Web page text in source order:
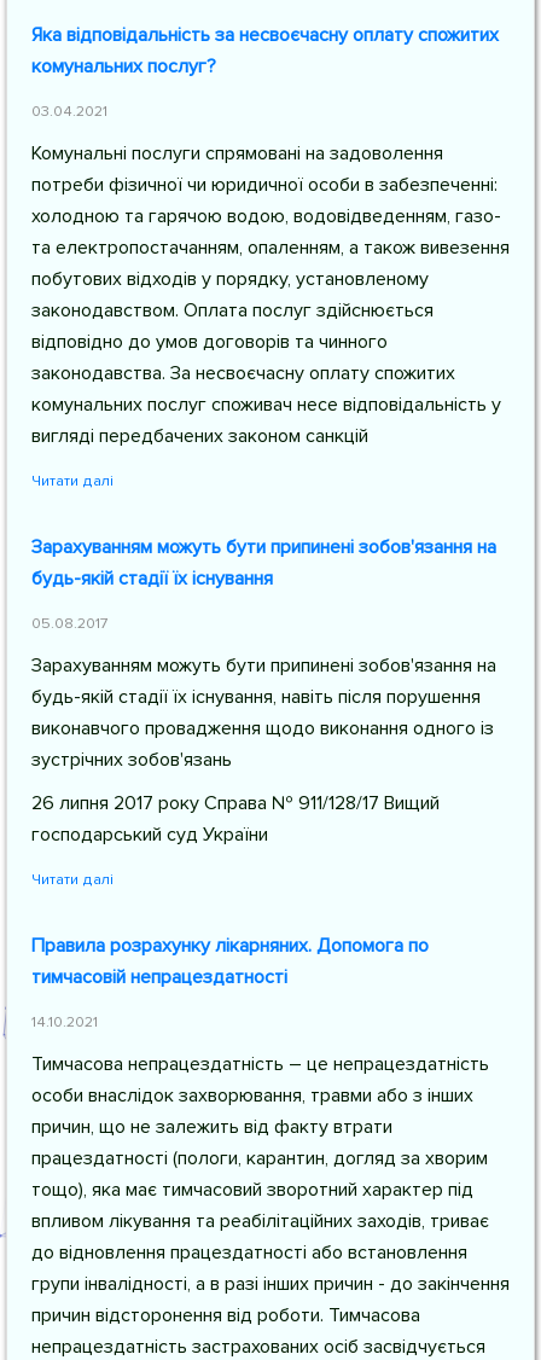
Яка відповідальність за несвоєчасну оплату спожитих
комунальних послуг?
03.04.2021
Комунальні послуги спрямовані на задоволення
потреби фізичної чи юридичної особи в забезпеченні:
холодною та гарячою водою, водовідведенням, газо-
та електропостачанням, опаленням, а також вивезення
побутових відходів у порядку, установленому
законодавством. Оплата послуг здійснюється
відповідно до умов договорів та чинного
законодавства. За несвоєчасну оплату спожитих
комунальних послуг споживач несе відповідальність у
вигляді передбачених законом санкцій
Читати далі
Зарахуванням можуть бути припинені зобов'язання на
будь-якій стадії їх існування
05.08.2017
Зарахуванням можуть бути припинені зобов'язання на
будь-якій стадії їх існування, навіть після порушення
виконавчого провадження щодо виконання одного із
зустрічних зобов'язань
26 липня 2017 року Справа № 911/128/17 Вищий
господарський суд України
Читати далі
Правила розрахунку лікарняних. Допомога по
тимчасовій непрацездатності
14.10.2021
Тимчасова непрацездатність – це непрацездатність
особи внаслідок захворювання, травми або з інших
причин, що не залежить від факту втрати
працездатності (пологи, карантин, догляд за хворим
тощо), яка має тимчасовий зворотний характер під
впливом лікування та реабілітаційних заходів, триває
до відновлення працездатності або встановлення
групи інвалідності, а в разі інших причин - до закінчення
причин відсторонення від роботи. Тимчасова
непрацездатність застрахованих осіб засвідчується